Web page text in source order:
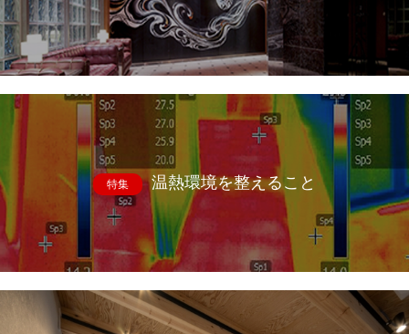
特集 温熱環境を整えること